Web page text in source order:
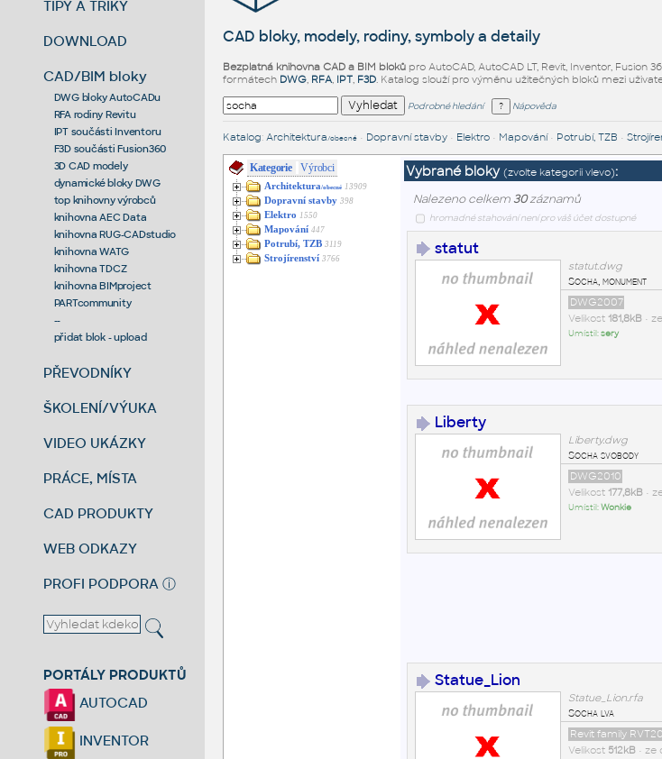
TIPY A TRIKY
DOWNLOAD
CAD/BIM bloky
DWG bloky AutoCADu
RFA rodiny Revitu
IPT součásti Inventoru
F3D součásti Fusion360
3D CAD modely
dynamické bloky DWG
top knihovny výrobců
knihovna AEC Data
knihovna RUG-CADstudio
knihovna WATG
knihovna TDCZ
knihovna BIMproject
PARTcommunity
--
přidat blok - upload
PŘEVODNÍKY
ŠKOLENÍ/VÝUKA
VIDEO UKÁZKY
PRÁCE, MÍSTA
CAD PRODUKTY
WEB ODKAZY
PROFI PODPORA ⓘ
PORTÁLY PRODUKTŮ
AUTOCAD
INVENTOR
CAD bloky, modely, rodiny, symboly a detaily
Bezplatná knihovna CAD a BIM blokůpro AutoCAD, AutoCAD LT, Revit, Inventor, Fusion
formátech DWG, RFA, IPT, F3D. Katalog slouží pro výměnu užitečných bloků mezi
Podrobné hledání Nápověda
Katalog: Architektura /obecné• Dopravní stavby• Elektro• Mapování• Potrubí, TZB •
Kategorie Výrobci
Architektura/obecné 13909
Dopravní stavby 398
Elektro 1550
Mapování 447
Potrubí, TZB 3119
Strojírenství 3766
Vybrané bloky (zvolte kategorii vlevo):
Nalezeno celkem 30záznamů
hromadné stahování není pro váš účet dostupné
statut
statut.dwg
Socha, monument
DWG2007
Velikost 181,8kB•
Umístil:sery
Liberty
Liberty.dwg
Socha svobody
DWG2010
Velikost 177,8kB•
Umístil:Wonkie
Statue_Lion
Statue_Lion.rfa
Socha lva
Revit family
Velikost 512kB• ze